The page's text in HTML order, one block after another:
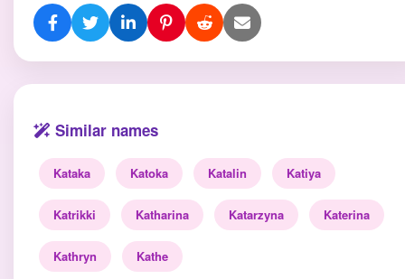
Similar names
Kataka Katoka Katalin Katiya
Katrikki Katharina Katarzyna Katerina
Kathryn Kathe